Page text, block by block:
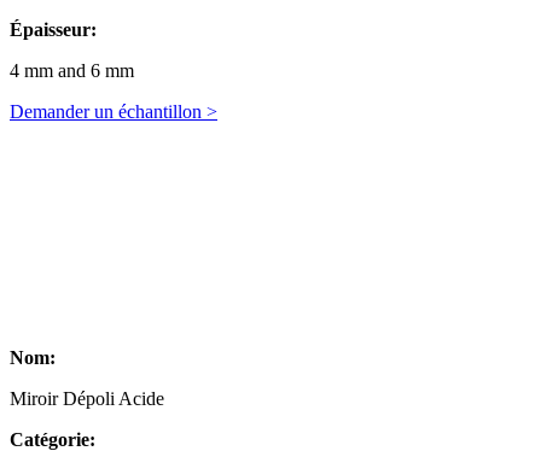
Épaisseur:
4 mm and 6 mm
Demander un échantillon >
Nom:
Miroir Dépoli Acide
Catégorie: